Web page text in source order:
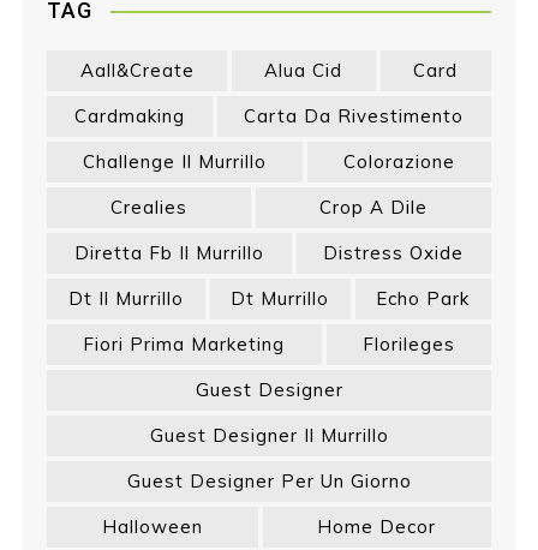
TAG
Aall&create Alua Cid
Card
Cardmaking
Carta Da Rivestimento
Challenge Il Murrillo
Colorazione
Crealies
Crop A Dile
Diretta Fb Il Murrillo
Distress Oxide
Dt Il Murrillo
Dt Murrillo
Echo Park
Fiori Prima Marketing
Florileges
Guest Designer
Guest Designer Il Murrillo
Guest Designer Per Un Giorno
Halloween
Home Decor